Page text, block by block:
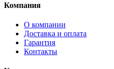
Компания
О компании
Доставка и оплата
Гарантия
Контакты